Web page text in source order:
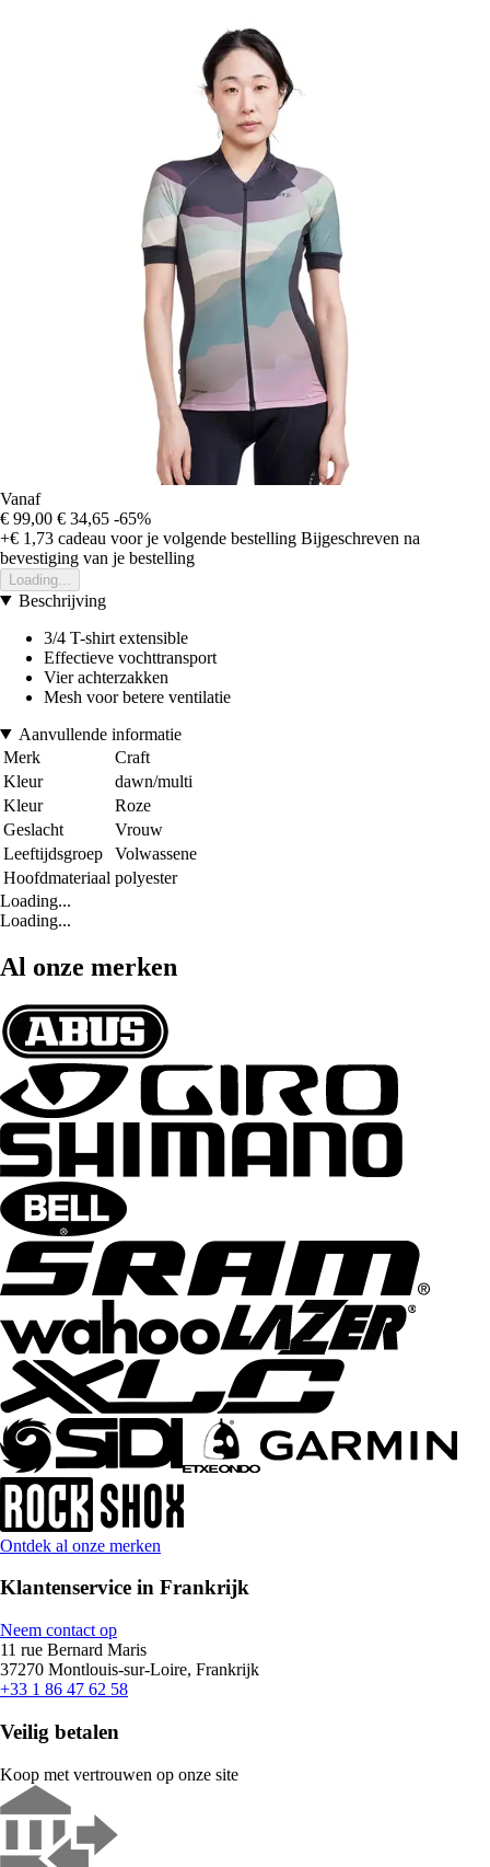
Vanaf
€ 99,00 € 34,65 -65%
+€ 1,73 cadeau voor je volgende bestelling Bijgeschreven na
bevestiging van je bestelling
Loading...
Beschrijving
3/4 T-shirt extensible
Effectieve vochttransport
Vier achterzakken
Mesh voor betere ventilatie
Aanvullende informatie
Merk
Craft
Kleur
dawn/multi
Kleur
Roze
Geslacht
Vrouw
Leeftijdsgroep
Volwassene
Hoofdmateriaal polyester
Loading...
Loading...
Al onze merken
Ontdek al onze merken
Klantenservice in Frankrijk
Neem contact op
11 rue Bernard Maris
37270 Montlouis-sur-Loire, Frankrijk
+33 1 86 47 62 58
Veilig betalen
Koop met vertrouwen op onze site